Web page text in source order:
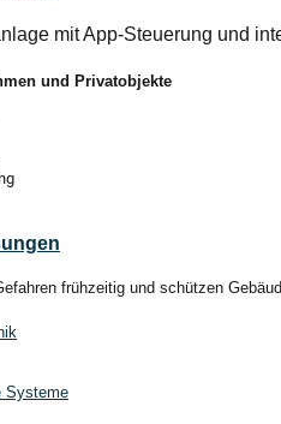
und Privatobjekte
frühzeitig und schützen
Systeme